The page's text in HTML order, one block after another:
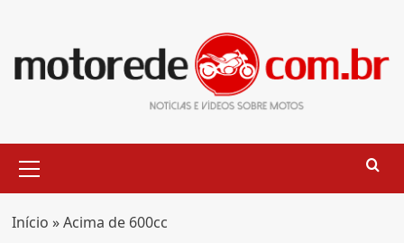
content
Menu
Início »Acima de 600cc